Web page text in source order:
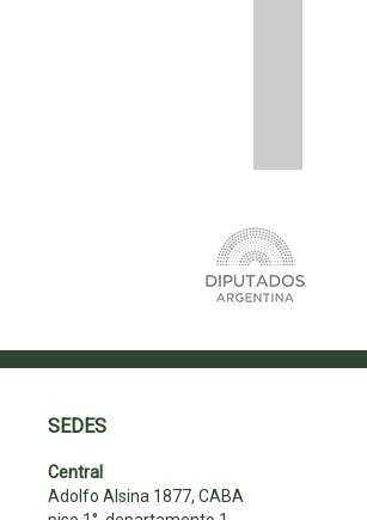
SEDES
Central
Adolfo Alsina 1877, CABA